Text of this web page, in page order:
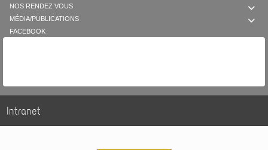

NOS RENDEZ VOUS

MÉDIA/PUBLICATIONS
FACEBOOK
Intranet